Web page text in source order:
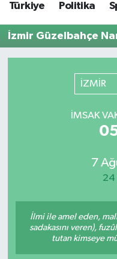
Türkiye Politika
İzmir Güzelbahçe
İZMİR
İMSAK
7
24
İlmi ile amel eden,
sadakasını veren),
tutan kimseye
Politika
Sağlık
Dünya
Tüm Manşetler
Son Dakika
Haber Arşivi